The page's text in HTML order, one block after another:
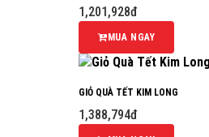
1,201,928đ
MUA NGAY
GIỎ QUÀ TẾT KIM LONG
1,388,794đ